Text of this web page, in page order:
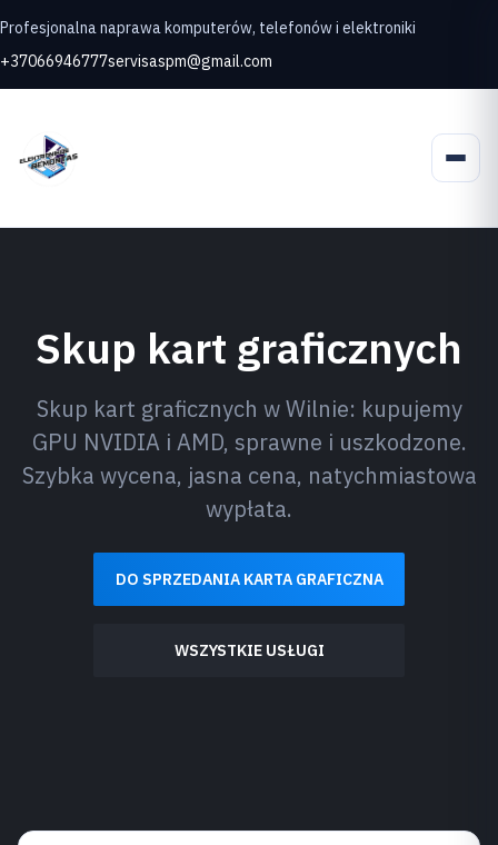
Profesjonalna naprawa komputerów, telefonów i elektroniki
+37066946777servisaspm@gmail.com
Skup kart graficznych
Skup kart graficznych w Wilnie: kupujemy
GPU NVIDIA i AMD, sprawne i uszkodzone.
Szybka wycena, jasna cena, natychmiastowa
wypłata.
DO SPRZEDANIA KARTA GRAFICZNA
WSZYSTKIE USŁUGI